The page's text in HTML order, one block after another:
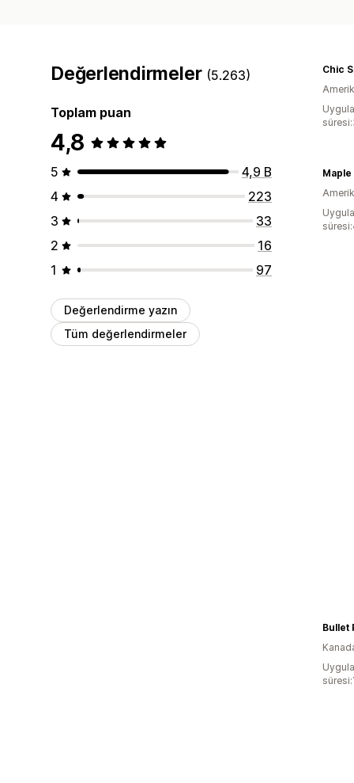
Değerlendirmeler (5.263)
Toplam puan
4,8
5
4,9 B
4
223
3
33
2
16
1
97
Değerlendirme yazın
Tüm değerlendirmeler
Chic
Maple
Bullet